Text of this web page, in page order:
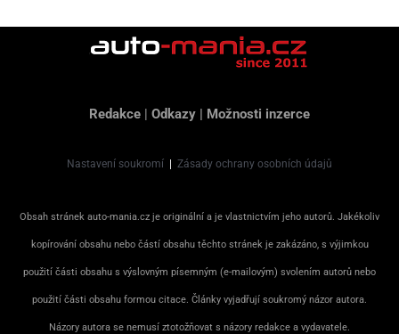
Redakce Odkazy Možnosti inzerce
Nastavení soukromí | Zásady ochrany osobních údajů
Obsah stránek auto-mania.cz je originální a je vlastnictvím jeho autorů. Jakékoliv
kopírování obsahu nebo částí obsahu těchto stránek je zakázáno, s výjimkou
použití části obsahu s výslovným písemným (e-mailovým) svolením autorů nebo
použití části obsahu formou citace. Články vyjadřují soukromý názor autora.
Názory autora se nemusí ztotožňovat s názory redakce a vydavatele.